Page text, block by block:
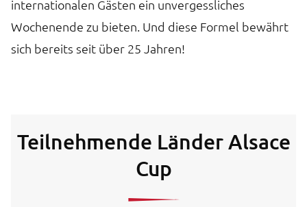
internationalen Gästen ein unvergessliches
Wochenende zu bieten. Und diese Formel bewährt
sich bereits seit über 25 Jahren!
Teilnehmende Länder Alsace
Cup